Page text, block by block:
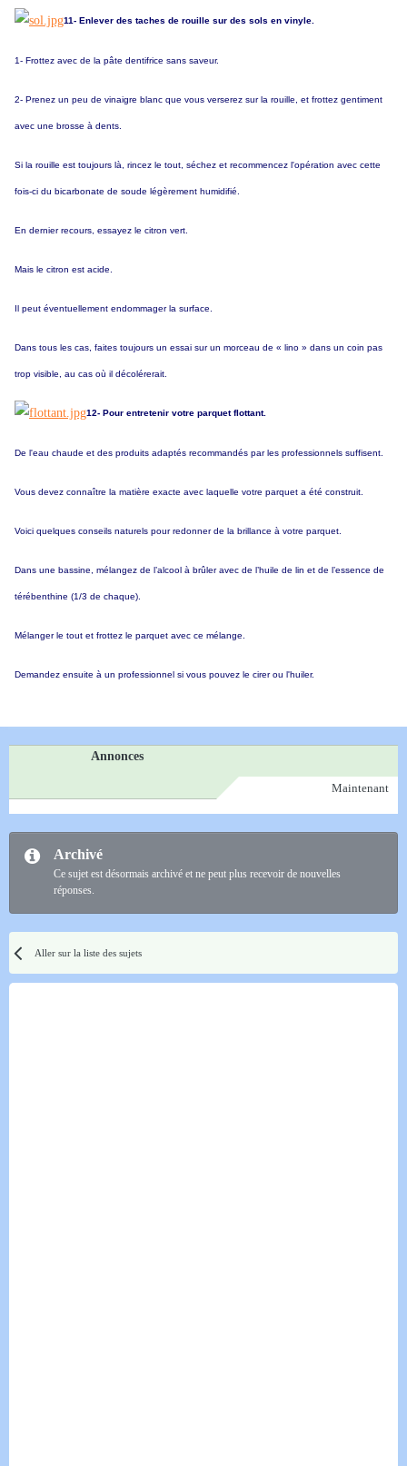
11- Enlever des taches de rouille sur des sols en vinyle.
1- Frottez avec de la pâte dentifrice sans saveur.
2- Prenez un peu de vinaigre blanc que vous verserez sur la rouille, et frottez gentiment
avec une brosse à dents.
Si la rouille est toujours là, rincez le tout, séchez et recommencez l'opération avec cette
fois-ci du bicarbonate de soude légèrement humidifié.
En dernier recours, essayez le citron vert.
Mais le citron est acide.
Il peut éventuellement endommager la surface.
Dans tous les cas, faites toujours un essai sur un morceau de « lino » dans un coin pas
trop visible, au cas où il décolérerait.
12- Pour entretenir votre parquet flottant.
De l'eau chaude et des produits adaptés recommandés par les professionnels suffisent.
Vous devez connaître la matière exacte avec laquelle votre parquet a été construit.
Voici quelques conseils naturels pour redonner de la brillance à votre parquet.
Dans une bassine, mélangez de l’alcool à brûler avec de l’huile de lin et de l’essence de
térébenthine (1/3 de chaque).
Mélanger le tout et frottez le parquet avec ce mélange.
Demandez ensuite à un professionnel si vous pouvez le cirer ou l'huiler.
Annonces
Maintenant
Archivé
Ce sujet est désormais archivé et ne peut plus recevoir de nouvelles
réponses.
Aller sur la liste des sujets